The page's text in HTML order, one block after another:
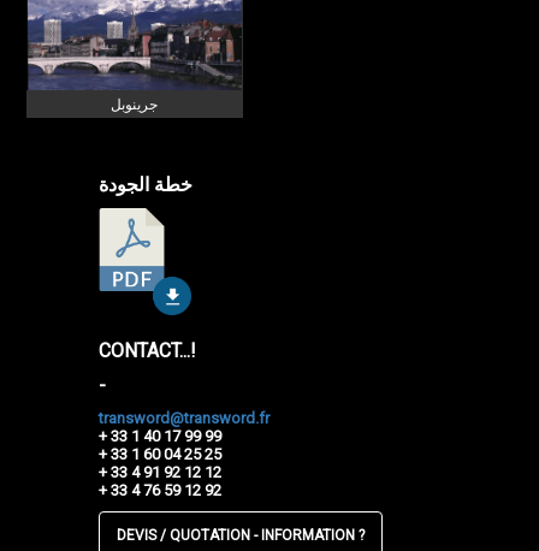
جرينوبل
خطة الجودة
CONTACT...!
-
transword@transword.fr
+ 33 1 40 17 99 99
+ 33 1 60 04 25 25
+ 33 4 91 92 12 12
+ 33 4 76 59 12 92
DEVIS / QUOTATION - INFORMATION ?